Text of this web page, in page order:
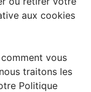
aux cookies
vous
traitons les
Politique